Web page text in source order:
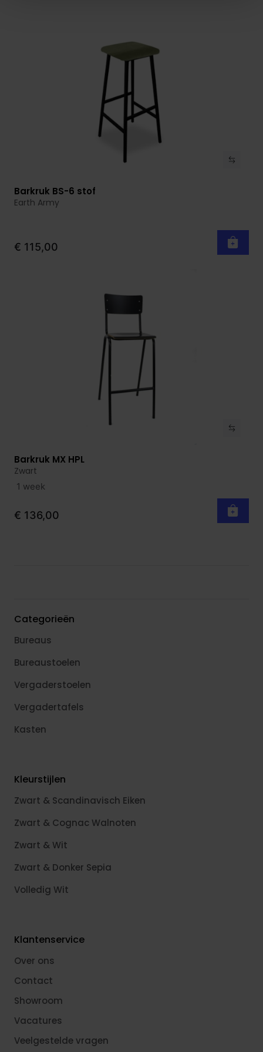
Bekijk product
Barkruk BS-6 stof
Earth Army
€ 115,00
Bekijk product
Barkruk MX HPL
Zwart
1 week
€ 136,00
Categorieën
Bureaus
Bureaustoelen
Vergaderstoelen
Vergadertafels
Kasten
Kleurstijlen
Zwart & Scandinavisch Eiken
Zwart & Cognac Walnoten
Zwart & Wit
Zwart & Donker Sepia
Volledig Wit
Klantenservice
Over ons
Contact
Showroom
Vacatures
Veelgestelde vragen